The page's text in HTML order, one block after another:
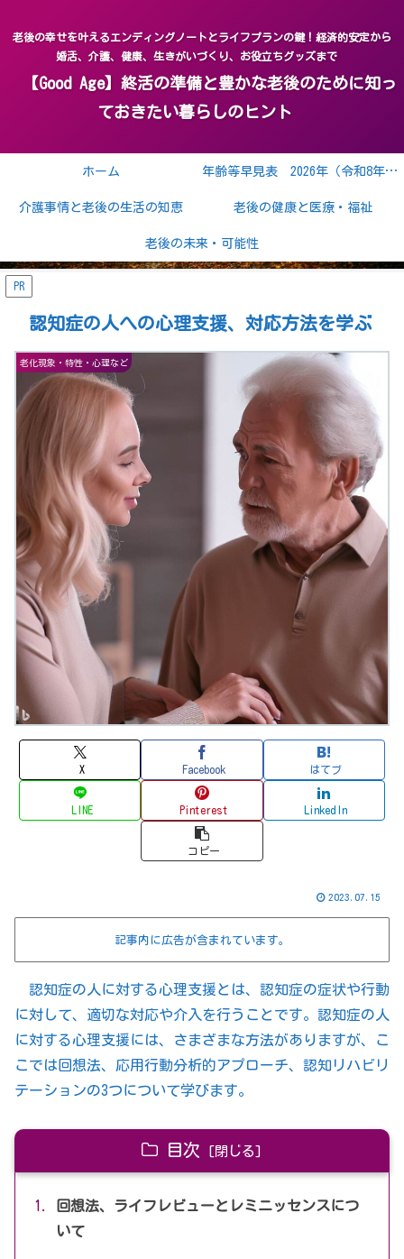
老後の幸せを叶えるエンディングノートとライフプランの鍵！経済的安定から
婚活、介護、健康、生きがいづくり、お役立ちグッズまで
【Good Age】終活の準備と豊かな老後のために知っ
ておきたい暮らしのヒント
ホーム 年齢等早見表 2026年（令和8年） 2027年（令和9年）
介護事情と老後の生活の知恵 老後の健康と医療・福祉
老後の未来・可能性
PR
認知症の人への心理支援、対応方法を学ぶ
老化現象・特性・心理など
X Facebook はてブ
LINE Pinterest LinkedIn
コピー
2023.07.15
記事内に広告が含まれています。
認知症の人に対する心理支援とは、認知症の症状や行動
に対して、適切な対応や介入を行うことです。認知症の人
に対する心理支援には、さまざまな方法がありますが、こ
こでは回想法、応用行動分析的アプローチ、認知リハビリ
テーションの3つについて学びます。
目次
回想法、ライフレビューとレミニッセンスにつ
いて